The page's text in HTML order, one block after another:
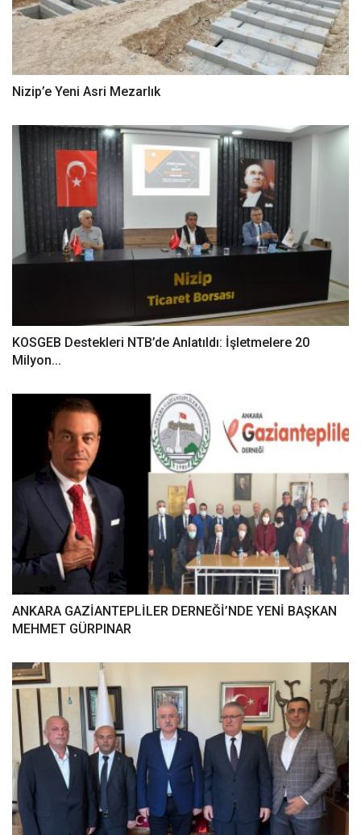
Nizip’e Yeni Asri Mezarlık
KOSGEB Destekleri NTB’de Anlatıldı: İşletmelere 20
Milyon...
ANKARA GAZİANTEPLİLER DERNEĞİ’NDE YENİ BAŞKAN
MEHMET GÜRPINAR